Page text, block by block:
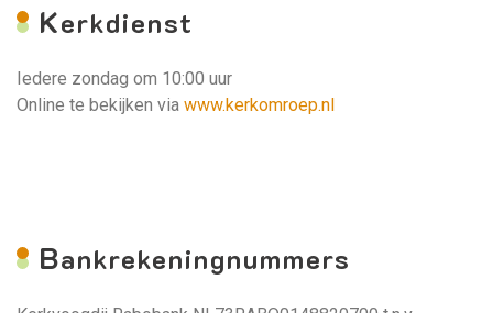
Kerkdienst
Iedere zondag om 10:00 uur
Online te bekijken via www.kerkomroep.nl
Bankrekeningnummers